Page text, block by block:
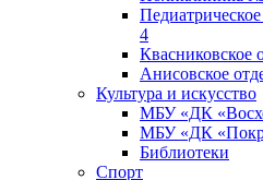
4
Квасниковское
Анисовское
Культура и искусство
МБУ «ДК
МБУ «ДК
Библиотеки
Спорт